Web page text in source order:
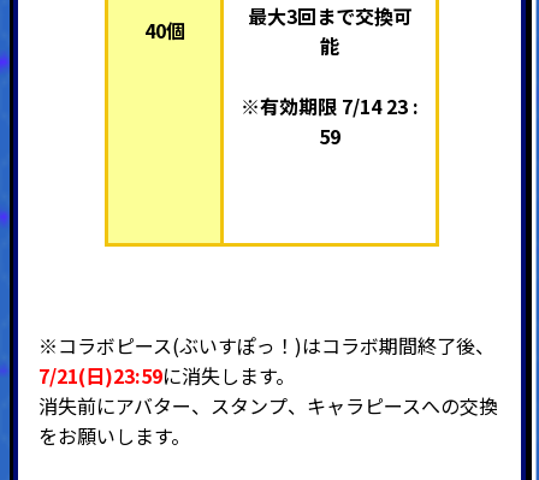
40個
最大3回まで交換可
能
※有効期限 7/14 23 :
59
※コラボピース(ぶいすぽっ！)はコラボ期間終了後、
7/21(日)23:59に消失します。
消失前にアバター、スタンプ、キャラピースへの交換
をお願いします。